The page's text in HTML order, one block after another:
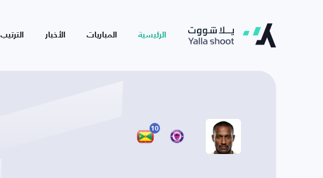
الرئيسية المباريات الأخبار الترتيب
10